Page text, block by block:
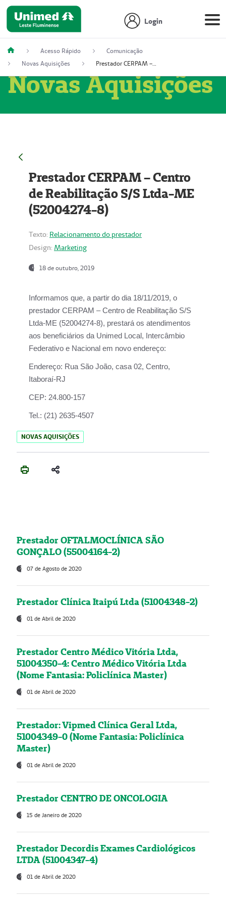
Login
Acesso Rápido
Comunicação
Novas Aquisições
Prestador CERPAM – Centro de Reabilitação S/S Ltda-ME (52004274-8)
Novas Aquisições
Prestador CERPAM – Centro
de Reabilitação S/S Ltda-ME
(52004274-8)
Texto: Relacionamento do prestador
Design: Marketing
18 de outubro, 2019
Informamos que, a partir do dia 18/11/2019, o
prestador CERPAM – Centro de Reabilitação S/S
Ltda-ME (52004274-8), prestará os atendimentos
aos beneficiários da Unimed Local, Intercâmbio
Federativo e Nacional em novo endereço:
Endereço: Rua São João, casa 02, Centro,
Itaboraí-RJ
CEP: 24.800-157
Tel.: (21) 2635-4507
NOVAS AQUISIÇÕES
Prestador OFTALMOCLÍNICA SÃO
GONÇALO (55004164-2)
07 de Agosto de 2020
Prestador Clínica Itaipú Ltda (51004348-2)
01 de Abril de 2020
Prestador Centro Médico Vitória Ltda,
51004350-4: Centro Médico Vitória Ltda
(Nome Fantasia: Policlínica Master)
01 de Abril de 2020
Prestador: Vipmed Clínica Geral Ltda,
51004349-0 (Nome Fantasia: Policlínica
Master)
01 de Abril de 2020
Prestador CENTRO DE ONCOLOGIA
15 de Janeiro de 2020
Prestador Decordis Exames Cardiológicos
LTDA (51004347-4)
01 de Abril de 2020